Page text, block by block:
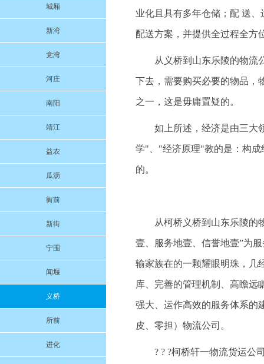
城厢
新湾
党湾
河庄
南阳
靖江
益农
瓜沥
衙前
新街
宁围
闻堰
义桥
所前
进化
业化且具有多年仓储；配 送
配送方案，并提供全过程全方
从义桥到山东乐陵的物流
下去，需要购买必要的物品，
之一，这是毋庸置疑的。
如上所述，经济是由三大
学"、"经济原理"教的是：构
的。
从柯桥义桥到山东乐陵的
壹、服务地壹、信誉地壹”为
输家族在的一颗耀眼明珠，几
库、完善的管理机制、高瞻远
强大、运作高效的服务体系的
皮、零担）物流公司。
? ? ?柯桥轩一物流货运公